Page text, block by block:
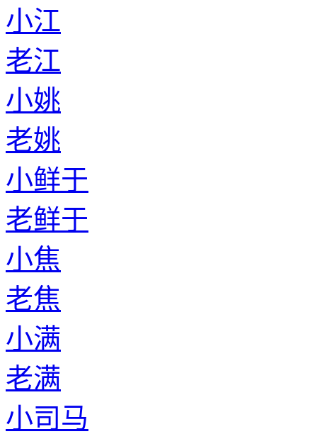
小江
老江
小姚
老姚
小鲜于
老鲜于
小焦
老焦
小满
老满
小司马